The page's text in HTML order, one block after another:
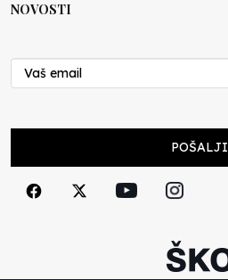
Nenad Veličković
29.10.2024
Cuke i djeca
NOVOSTI
POŠALJI